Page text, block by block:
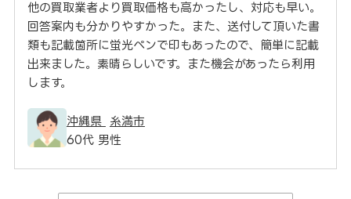
他の買取業者より買取価格も高かったし、対応も早い。
回答案内も分かりやすかった。また、送付して頂いた書
類も記載箇所に蛍光ペンで印もあったので、簡単に記載
出来ました。素晴らしいです。また機会があったら利用
します。
沖縄県
糸満市
60代 男性